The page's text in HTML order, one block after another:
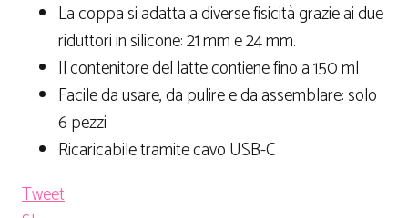
La coppa si adatta a diverse fisicità grazie ai due
riduttori in silicone: 21 mm e 24 mm.
Il contenitore del latte contiene fino a 150 ml
Facile da usare, da pulire e da assemblare: solo
6 pezzi
Ricaricabile tramite cavo USB-C
Tweet